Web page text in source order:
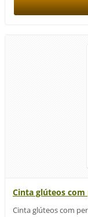
Cinta glúteos com
Cinta glúteos com